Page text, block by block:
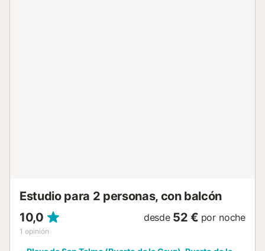
Estudio para 2 personas, con balcón
10,0
1 opinión
desde 52 € por noche